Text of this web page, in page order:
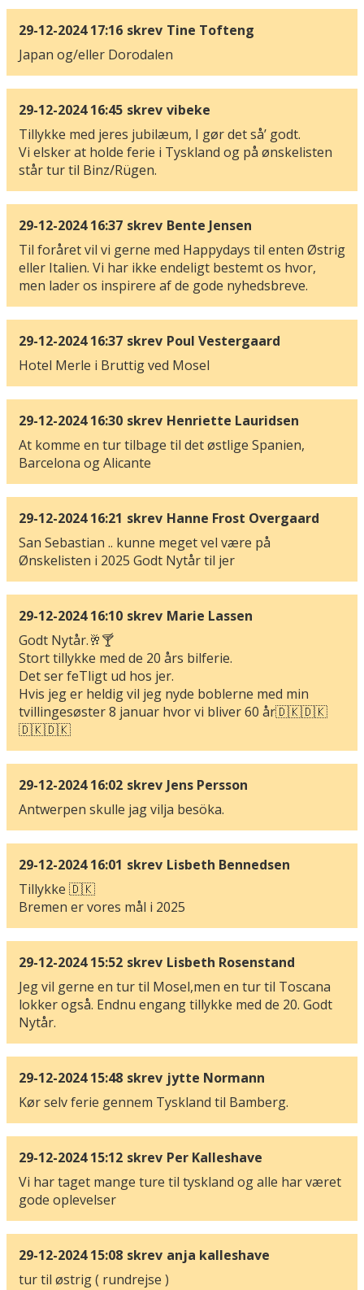
29-12-2024 17:16 skrev Tine Tofteng
Japan og/eller Dorodalen
29-12-2024 16:45 skrev vibeke
Tillykke med jeres jubilæum, I gør det så’ godt.
Vi elsker at holde ferie i Tyskland og på ønskelisten
står tur til Binz/Rügen.
29-12-2024 16:37 skrev Bente Jensen
Til foråret vil vi gerne med Happydays til enten Østrig
eller Italien. Vi har ikke endeligt bestemt os hvor,
men lader os inspirere af de gode nyhedsbreve.
29-12-2024 16:37 skrev Poul Vestergaard
Hotel Merle i Bruttig ved Mosel
29-12-2024 16:30 skrev Henriette Lauridsen
At komme en tur tilbage til det østlige Spanien,
Barcelona og Alicante
29-12-2024 16:21 skrev Hanne Frost Overgaard
San Sebastian .. kunne meget vel være på
Ønskelisten i 2025 Godt Nytår til jer
29-12-2024 16:10 skrev Marie Lassen
Godt Nytår.🥂🍸
Stort tillykke med de 20 års bilferie.
Det ser feTligt ud hos jer.
Hvis jeg er heldig vil jeg nyde boblerne med min
tvillingesøster 8 januar hvor vi bliver 60 år🇩🇰🇩🇰
🇩🇰🇩🇰
29-12-2024 16:02 skrev Jens Persson
Antwerpen skulle jag vilja besöka.
29-12-2024 16:01 skrev Lisbeth Bennedsen
Tillykke 🇩🇰
Bremen er vores mål i 2025
29-12-2024 15:52 skrev Lisbeth Rosenstand
Jeg vil gerne en tur til Mosel,men en tur til Toscana
lokker også. Endnu engang tillykke med de 20. Godt
Nytår.
29-12-2024 15:48 skrev jytte Normann
Kør selv ferie gennem Tyskland til Bamberg.
29-12-2024 15:12 skrev Per Kalleshave
Vi har taget mange ture til tyskland og alle har været
gode oplevelser
29-12-2024 15:08 skrev anja kalleshave
tur til østrig ( rundrejse )